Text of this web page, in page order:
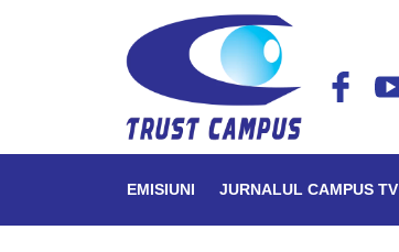
EMISIUNI JURNALUL CAMPUS TV